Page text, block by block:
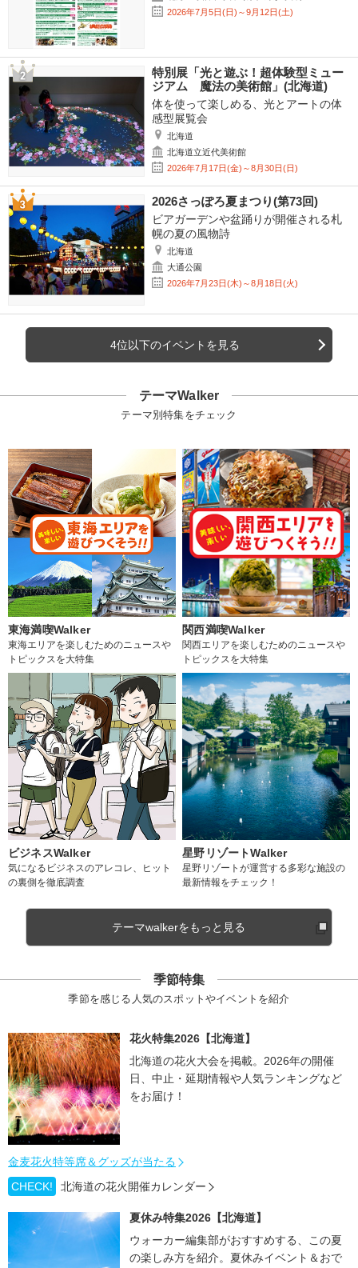
2026年7月5日(日)～9月12日(土)
特別展「光と遊ぶ！超体験型ミュー
ジアム 魔法の美術館」(北海道)
体を使って楽しめる、光とアートの体
感型展覧会
北海道
北海道立近代美術館
2026年7月17日(金)～8月30日(日)
2026さっぽろ夏まつり(第73回)
ビアガーデンや盆踊りが開催される札
幌の夏の風物詩
北海道
大通公園
2026年7月23日(木)～8月18日(火)
4位以下のイベントを見る
テーマWalker
テーマ別特集をチェック
東海満喫Walker
東海エリアを楽しむためのニュースや
トピックスを大特集
関西満喫Walker
関西エリアを楽しむためのニュースや
トピックスを大特集
ビジネスWalker
気になるビジネスのアレコレ、ヒット
の裏側を徹底調査
星野リゾートWalker
星野リゾートが運営する多彩な施設の
最新情報をチェック！
テーマwalkerをもっと見る
季節特集
季節を感じる人気のスポットやイベントを紹介
花火特集2026【北海道】
北海道の花火大会を掲載。2026年の開催
日、中止・延期情報や人気ランキングなど
をお届け！
金麦花火特等席＆グッズが当たる
CHECK!
北海道の花火開催カレンダー
夏休み特集2026【北海道】
ウォーカー編集部がおすすめする、この夏
の楽しみ方を紹介。夏休みイベント＆おで